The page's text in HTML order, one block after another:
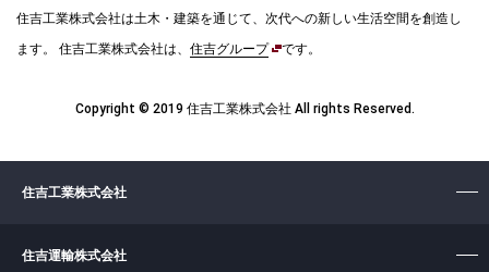
住吉工業株式会社は土木・建築を通じて、次代への新しい生活空間を創造し
ます。
住吉工業株式会社は、 住吉グループです。
Copyright © 2019 住吉工業株式会社 All rights Reserved.
住吉工業株式会社
住吉運輸株式会社